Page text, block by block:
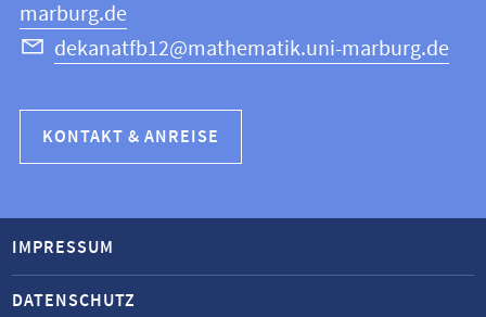
marburg.de
dekanatfb12@mathematik.uni-marburg.de
KONTAKT & ANREISE
IMPRESSUM
DATENSCHUTZ